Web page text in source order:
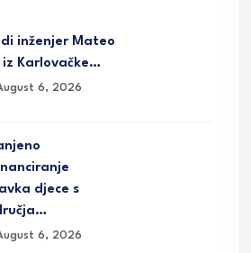
inženjer Mateo
iz Karlovačke…
6, 2026
djece s
6, 2026